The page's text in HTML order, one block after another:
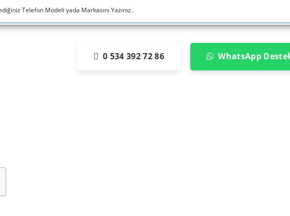
0 534 392 72 86 WhatsApp